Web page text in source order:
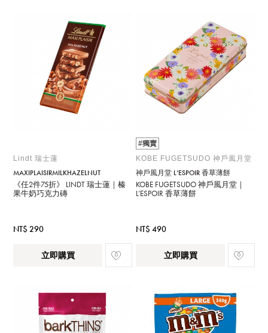
Lindt 瑞士蓮
MAXIPLAISIRMILKHAZELNUT
《任2件75折》 LINDT 瑞士蓮｜榛
果牛奶巧克力磚
NT$ 290
立即購買
#獨賣
KOBE FUGETSUDO 神戶風月堂
神戶風月堂 L’ESPOIR 香草薄餅
KOBE FUGETSUDO 神戶風月堂｜
L’ESPOIR 香草薄餅
NT$ 490
立即購買